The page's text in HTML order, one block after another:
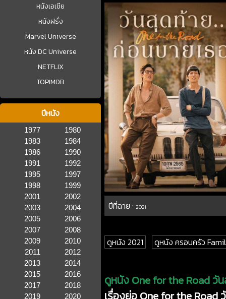
หนังเอเชีย
หนังฝรั่ง
Marvel Universe
หนัง DC Universe
NETFLIX
TOPIMDB
ปีหนัง
1977
1980
1983
1984
1986
1990
1991
1992
1995
1997
1998
1999
2001
2002
2003
2004
2005
2006
2007
2008
2009
2010
2011
2012
2013
2014
2015
2016
2017
2018
2019
2020
ปีที่ฉาย :2021
ดูหนัง 2021 ดูหนัง ครอบครัว
ดูหนัง One for the Road วั
เรื่องย่อ One for the Road